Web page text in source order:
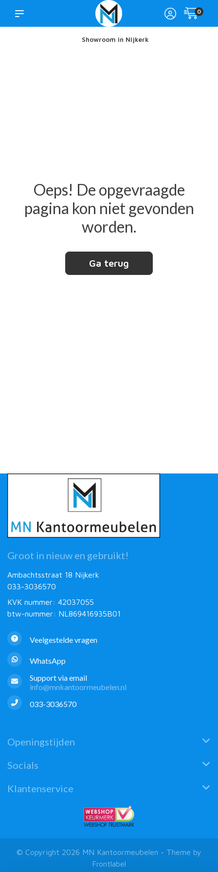
0
Showroom in Nijkerk
Oeps! De opgevraagde
pagina kon niet gevonden
worden.
Ga terug
Groot in nieuw en gebruikt!
Ambachtsstraat 18 Nijkerk
033-3036570
KVK nummer: 42037055
btw-nummer: NL869416935B01
Veelgestelde vragen
WhatsApp
Support via email
info@mnkantoormeubelen.nl
033-3036570
Openingstijden
Socials
Klantenservice
© Copyright 2026 MN Kantoormeubelen - Theme by
Frontlabel